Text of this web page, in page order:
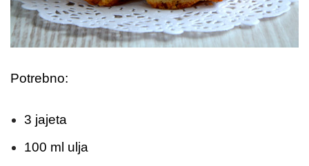
Potrebno:
3 jajeta
100 ml ulja